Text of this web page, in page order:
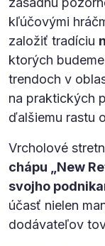
kľúčovými
založiť tradíciu
ktorých
trendoch v
na praktických
ďalšiemu rastu
Vrcholové
chápu „New
svojho
účasť nielen
dodávateľov